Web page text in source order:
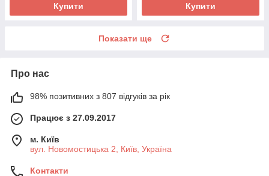
Купити Купити
Показати ще
Про нас
98% позитивних з 807 відгуків за рік
Працює з 27.09.2017
м. Київ
вул. Новомостицька 2, Київ, Україна
Контакти